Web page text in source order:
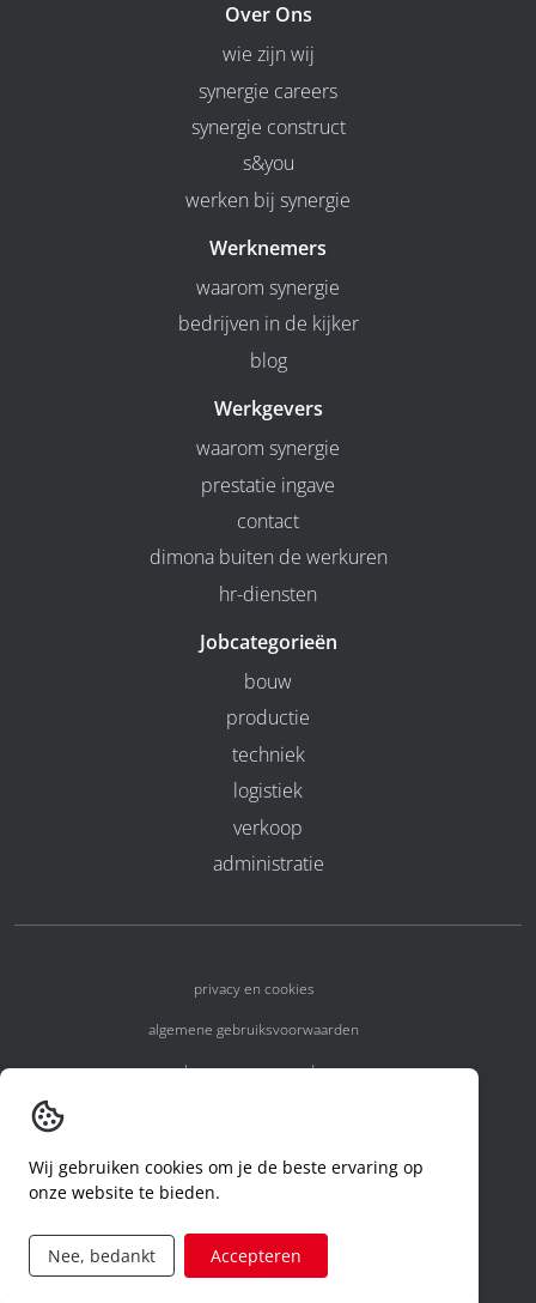
Over Ons
wie zijn wij
synergie careers
synergie construct
s&you
werken bij synergie
Werknemers
waarom synergie
bedrijven in de kijker
blog
Werkgevers
waarom synergie
prestatie ingave
contact
dimona buiten de werkuren
hr-diensten
Jobcategorieën
bouw
productie
techniek
logistiek
verkoop
administratie
privacy en cookies
algemene gebruiksvoorwaarden
algemene voorwaarden
code of conduct
aanvraag rechten ivm privacy
Wij gebruiken cookies om je de beste ervaring op
onze website te bieden.
Nee, bedankt Accepteren